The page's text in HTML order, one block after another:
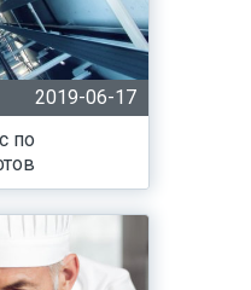
2019-06-17
по